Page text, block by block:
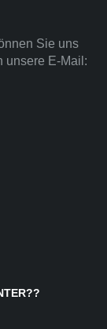
Sie uns
unsere E-Mail: